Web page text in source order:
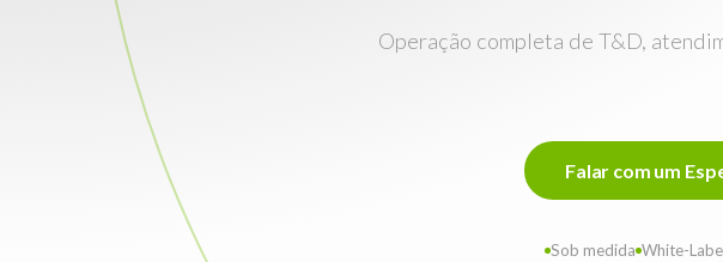
Operação completa de T&D,
Falar com um Esp
Sob medida White-